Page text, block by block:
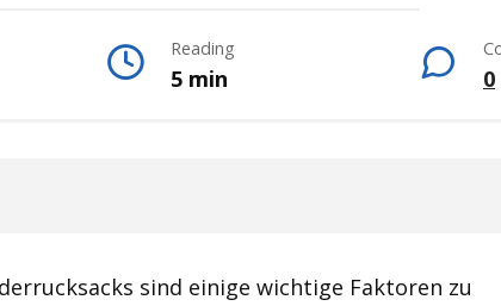
Reading
5 min 0
sind einige wichtige Faktoren zu